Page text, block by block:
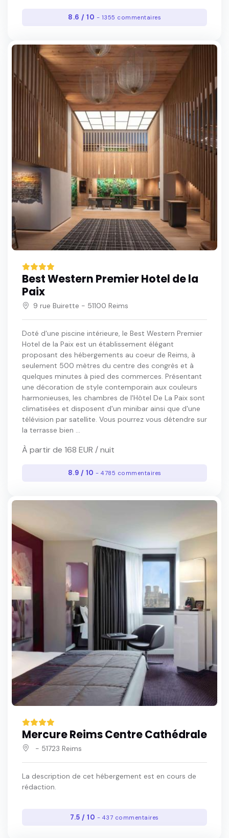
8.6 / 10 - 1355 commentaires
Best Western Premier Hotel de la
Paix
9 rue Buirette - 51100 Reims
Doté d'une piscine intérieure, le Best Western Premier
Hotel de la Paix est un établissement élégant
proposant des hébergements au coeur de Reims, à
seulement 500 mètres du centre des congrès et à
quelques minutes à pied des commerces. Présentant
une décoration de style contemporain aux couleurs
harmonieuses, les chambres de l'Hôtel De La Paix sont
climatisées et disposent d'un minibar ainsi que d'une
télévision par satellite. Vous pourrez vous détendre sur
la terrasse bien ...
À partir de 168 EUR / nuit
8.9 / 10 - 4785 commentaires
Mercure Reims Centre Cathédrale
- 51723 Reims
La description de cet hébergement est en cours de
rédaction.
7.5 / 10 - 437 commentaires